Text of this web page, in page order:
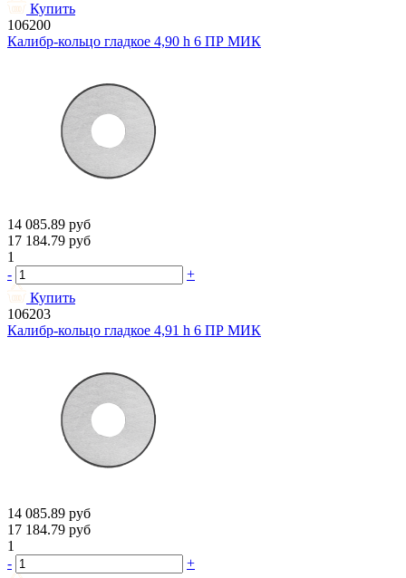
Купить
106200
Калибр-кольцо гладкое 4,90 h 6 ПР МИК
14 085.89 руб
17 184.79 руб
1
-
+
Купить
106203
Калибр-кольцо гладкое 4,91 h 6 ПР МИК
14 085.89 руб
17 184.79 руб
1
-
+